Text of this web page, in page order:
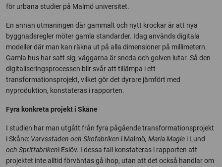
för urbana studier på Malmö universitet.
En annan utmaningen där gammalt och nytt krockar är att nya
byggnadsregler möter gamla standarder. Idag används digitala
modeller där man kan räkna ut på alla dimensioner på millimetern.
Gamla hus har satt sig, väggarna är sneda och golven lutar. Så den
digitaliseringsprocessen blir svår att tillämpa i ett
transformationsprojekt, vilket gör det dyrare jämfört med
nyproduktion, konstateras i rapporten.
Fyra konkreta projekt i Skåne
I studien har man utgått från fyra pågående transformationsprojekt
i Skåne: Varvsstaden och Skofabriken i Malmö, Maria Magle i Lund
och Spritfabrikeni Eslöv. I dessa fall konstateras i rapporten att
projektet inte alltid förväntas gå ihop, utan att det också handlar om